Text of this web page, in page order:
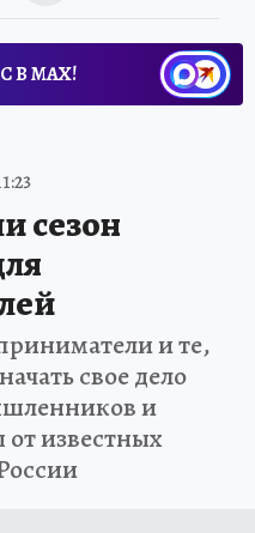
В МАХ!
сезон
и те,
свое дело
и
известных